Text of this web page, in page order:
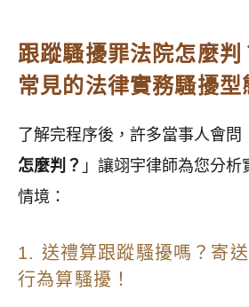
跟蹤騷擾罪法院怎麼
常見的法律實務騷擾型
了解完程序後，許多當事人會問
怎麼判？ 」讓翊宇律師為您分
情境：
1. 送禮算跟蹤騷擾嗎？寄
行為算騷擾！